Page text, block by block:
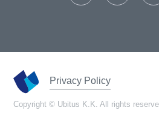
Privacy Policy
Copyright © Ubitus K.K. All rights